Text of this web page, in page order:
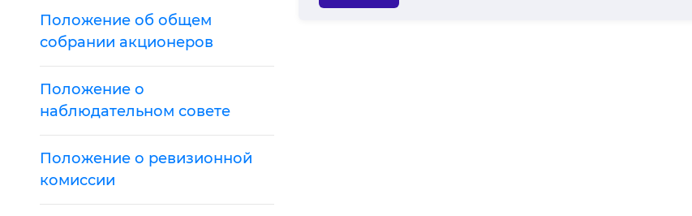
Положение об общем
собрании акционеров
Положение о
наблюдательном совете
Положение о ревизионной
комиссии